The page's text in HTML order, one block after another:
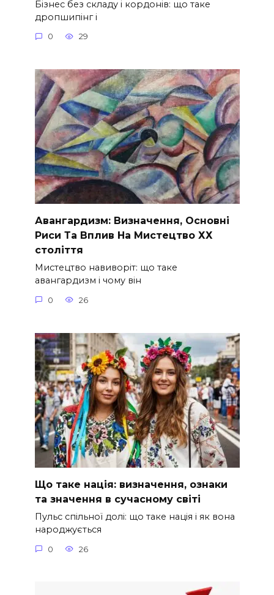
Бізнес без складу і кордонів: що таке
дропшипінг і
0 29
Авангардизм: Визначення, Основні
Риси Та Вплив На Мистецтво ХХ
століття
Мистецтво навиворіт: що таке
авангардизм і чому він
0 26
Що таке нація: визначення, ознаки
та значення в сучасному світі
Пульс спільної долі: що таке нація і як вона
народжується
0 26